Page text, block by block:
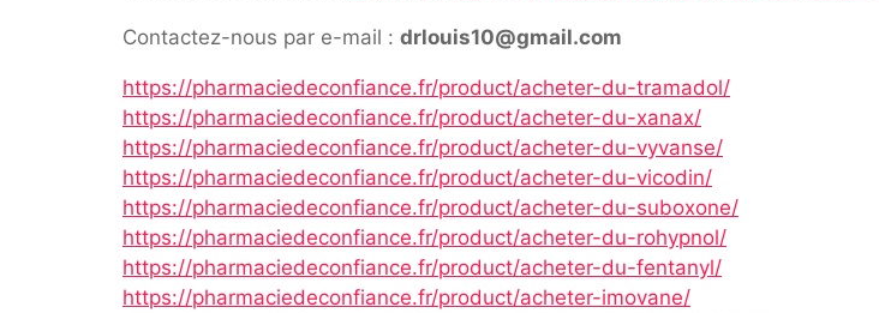
Contactez-nous par e-mail : drlouis10@gmail.com
https://pharmaciedeconfiance.fr/product/acheter-du-tramadol/
https://pharmaciedeconfiance.fr/product/acheter-du-xanax/
https://pharmaciedeconfiance.fr/product/acheter-du-vyvanse/
https://pharmaciedeconfiance.fr/product/acheter-du-vicodin/
https://pharmaciedeconfiance.fr/product/acheter-du-suboxone/
https://pharmaciedeconfiance.fr/product/acheter-du-rohypnol/
https://pharmaciedeconfiance.fr/product/acheter-du-fentanyl/
https://pharmaciedeconfiance.fr/product/acheter-imovane/